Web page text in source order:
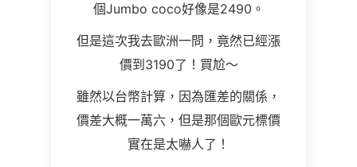
個Jumbo coco好像是2490。
但是這次我去歐洲一問，竟然已經漲
價到3190了！買尬～
雖然以台幣計算，因為匯差的關係，
價差大概一萬六，但是那個歐元標價
實在是太嚇人了！